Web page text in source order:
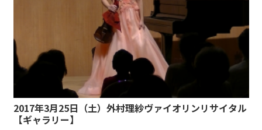
2017年3月25日（土）外村理紗ヴァイオリンリサイタル
【ギャラリー】